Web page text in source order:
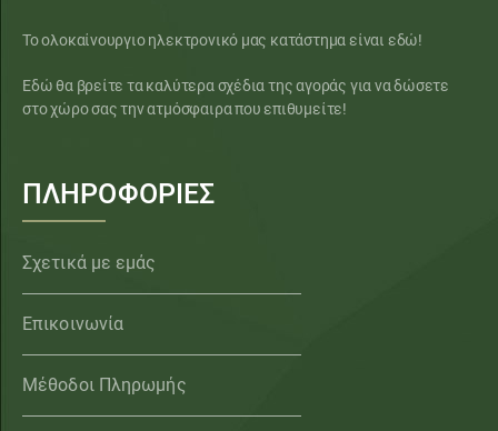
Το ολοκαίνουργιο ηλεκτρονικό μας κατάστημα είναι εδώ!
Εδώ θα βρείτε τα καλύτερα σχέδια της αγοράς για να δώσετε
στο χώρο σας την ατμόσφαιρα που επιθυμείτε!
ΠΛΗΡΟΦΟΡΙΕΣ
Σχετικά με εμάς
Επικοινωνία
Μέθοδοι Πληρωμής